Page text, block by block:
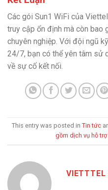
Các gói Sun1 WiFi của
truy cập ổn định mà còn bao
chuyên nghiệp. Với đội ngũ
24/7, bạn có thể yên tâm sử
về sự cố kết nối.
This entry was posted in Tin tức
gồm dịch vụ hỗ
VIETTTEL